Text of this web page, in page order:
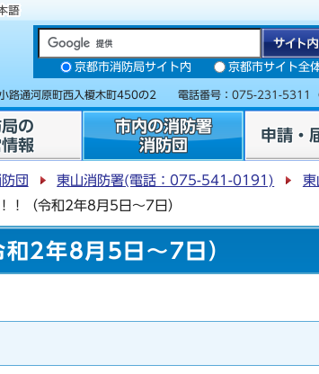
京都市消防局サイト内 京都市サイト全
路通河原町西入榎木町450の2 電話番号： 075-231-5311
の
報
市内の消防署
消防団
申請・
団 東山消防署(電話：075-541-0191)
東
！（令和2年8月5日～7日）
2年8月5日～7日）